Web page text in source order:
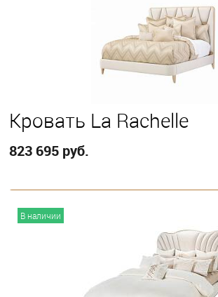
Кровать La Rachelle
823 695 руб.
Eastern King Queen
В наличии